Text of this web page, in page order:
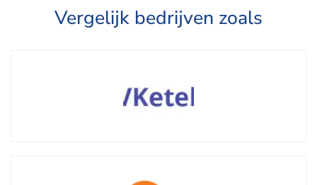
Vergelijk bedrijven zoals